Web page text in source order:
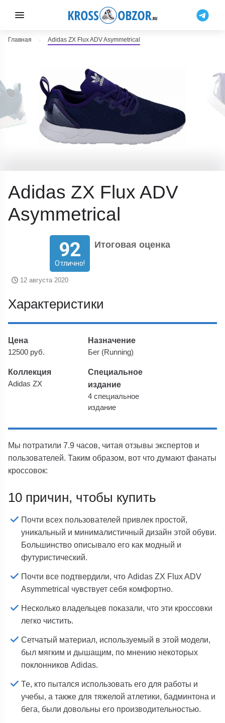
Главная Adidas ZX Flux ADV Asymmetrical
Adidas ZX Flux ADV
Asymmetrical
92
Отлично!
Итоговая оценка
12 августа 2020
Характеристики
Цена
12500 руб.
Назначение
Бег (Running)
Коллекция
Adidas ZX
Специальное
издание
4 специальное
издание
Мы потратили 7.9 часов, читая отзывы экспертов и
пользователей. Таким образом, вот что думают фанаты
кроссовок:
10 причин, чтобы купить
Почти всех пользователей привлек простой,
уникальный и минималистичный дизайн этой обуви.
Большинство описывало его как модный и
футуристический.
Почти все подтвердили, что Adidas ZX Flux ADV
Asymmetrical чувствует себя комфортно.
Несколько владельцев показали, что эти кроссовки
легко чистить.
Сетчатый материал, используемый в этой модели,
был мягким и дышащим, по мнению некоторых
поклонников Adidas.
Те, кто пытался использовать его для работы и
учебы, а также для тяжелой атлетики, бадминтона и
бега, были довольны его производительностью.